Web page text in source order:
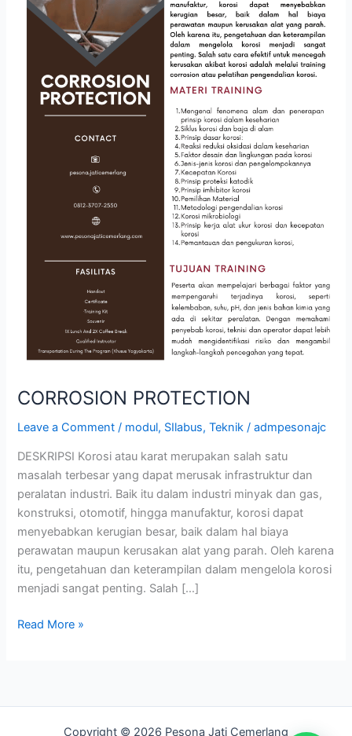
CORROSION PROTECTION
Leave a Comment / modul, SIlabus,Teknik /admpesonajc
DESKRIPSI Korosi atau karat merupakan salah satu
masalah terbesar yang dapat merusak infrastruktur dan
peralatan industri. Baik itu dalam industri minyak dan gas,
konstruksi, otomotif, hingga manufaktur, korosi dapat
menyebabkan kerugian besar, baik dalam hal biaya
perawatan maupun kerusakan alat yang parah. Oleh karena
itu, pengetahuan dan keterampilan dalam mengelola korosi
menjadi sangat penting. Salah […]
Read More »
Copyright © 2026 Pesona Jati Cemerlang